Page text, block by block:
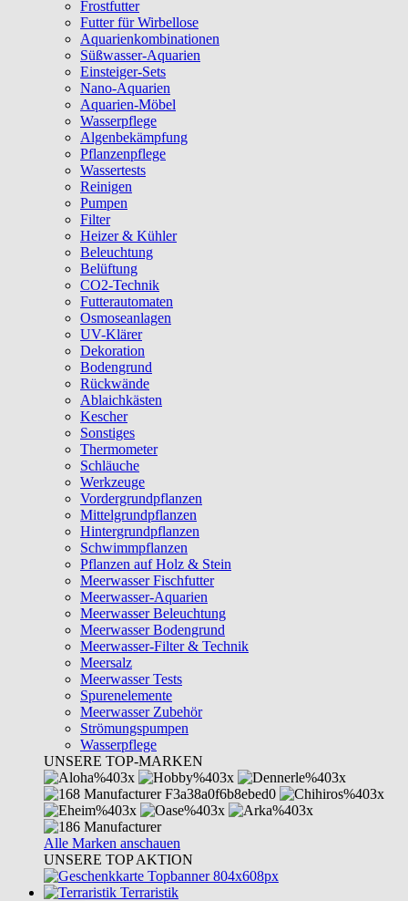
Frostfutter
Futter für Wirbellose
Aquarienkombinationen
Süßwasser-Aquarien
Einsteiger-Sets
Nano-Aquarien
Aquarien-Möbel
Wasserpflege
Algenbekämpfung
Pflanzenpflege
Wassertests
Reinigen
Pumpen
Filter
Heizer & Kühler
Beleuchtung
Belüftung
CO2-Technik
Futterautomaten
Osmoseanlagen
UV-Klärer
Dekoration
Bodengrund
Rückwände
Ablaichkästen
Kescher
Sonstiges
Thermometer
Schläuche
Werkzeuge
Vordergrundpflanzen
Mittelgrundpflanzen
Hintergrundpflanzen
Schwimmpflanzen
Pflanzen auf Holz & Stein
Meerwasser Fischfutter
Meerwasser-Aquarien
Meerwasser Beleuchtung
Meerwasser Bodengrund
Meerwasser-Filter & Technik
Meersalz
Meerwasser Tests
Spurenelemente
Meerwasser Zubehör
Strömungspumpen
Wasserpflege
UNSERE TOP-MARKEN
Alle Marken anschauen
UNSERE TOP AKTION
Terraristik